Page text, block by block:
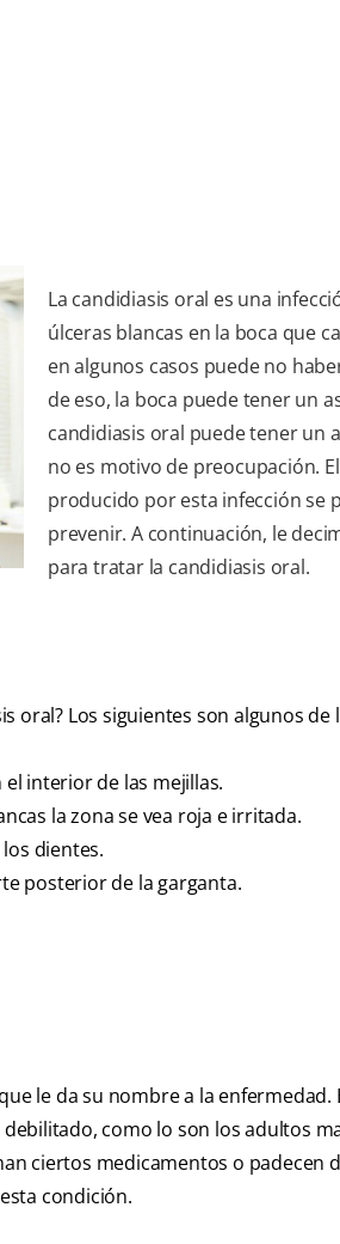
La candidiasis oral es una
úlceras blancas en la boca que
en algunos casos puede no
de eso, la boca puede tener un
candidiasis oral puede tener un
no es motivo de preocupación.
producido por esta infección se
prevenir. A continuación, le
para tratar la candidiasis oral.
oral? Los siguientes son algunos
el interior de las mejillas.
la zona se vea roja e irritada.
dientes.
posterior de la garganta.
le da su nombre a la
como lo son los adultos
ciertos medicamentos o padecen
condición.